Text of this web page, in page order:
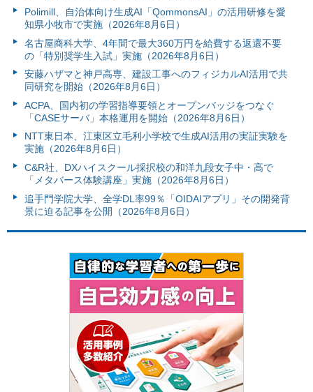
Polimill、自治体向け生成AI「QommonsAI」の活用研修を愛
知県小牧市で実施（2026年8月6日）
名古屋商科大学、4年間で最大360万円を給費する返還不要
の「特別奨学生入試」実施（2026年8月6日）
安藤ハザマと神戸高専、建設工事へのフィジカルAI活用で共
同研究を開始（2026年8月6日）
ACPA、国内初の学習指導要領とオープンバッジをつなぐ
「CASEサーバ」本格運用を開始（2026年8月6日）
NTT東日本、江東区立毛利小学校で生成AI活用の実証実験を
実施（2026年8月6日）
C&R社、DXハイスクール採択校の和洋九段女子中・高で
「メタバース体験講座」実施（2026年8月6日）
追手門学院大学、全学DL率99％「OIDAIアプリ」その開発背
景に迫る記事を公開（2026年8月6日）